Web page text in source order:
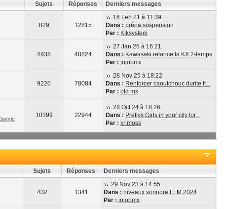
Sujets Réponses Derniers messages
829 12815
16 Feb 21 à 11:39
Dans : prépa suspension
Par : Kiksystem
4938 48824
27 Jan 25 à 16:21
Dans : Kawasaki relance la KX 2-temps
Par : jojobmx
9220 78084
28 Nov 25 à 18:22
Dans : Renforcer caoutchouc durite fr...
Par : old mx
10399 22944
28 Oct 24 à 18:26
Dans : Prettys Girls in your city for...
Par : krimoss
Sujets Réponses Derniers messages
432 1341
29 Nov 23 à 14:55
Dans : niveaux sonnore FFM 2024
Par : jojobmx